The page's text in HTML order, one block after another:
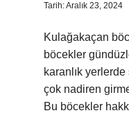
Tarih: Aralık 23, 2024
Kulağakaçan
böcekler
karanlık
çok nadiren
Bu böcekler